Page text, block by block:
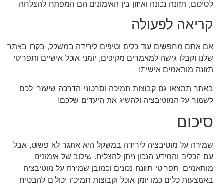
לסיכום, תזונה נכונה ואיזון בין האימונים הם המפתח להצלחה.
קריאה לפעולה
אם אתם מחפשים עוד כלים וטיפים לירידה במשקל, בקרו באתר
שלנו וקבלו גישה למאמרים מקיפים, יומני אוכל אישיים ותפריטי
תזונה מותאמים אישית!
באתר תמצאו גם קבוצות תמיכה וסרטוני הדרכה שיעזרו לכם
לשמור על המוטיבציה ולהשיג את היעדים שלכם!
סיכום
שמירה על מוטיבציה לירידה במשקל היא אתגר לא פשוט, אבל
עם הכלים והמידע הנכון ניתן להצליח. שילוב של אימונים
מותאמים, תפריטי תזונה נכונים וכמובן שמירה על מוטיבציה
באמצעות כלים כמו יומן אוכל וקבוצות תמיכה יכולים להבטיח